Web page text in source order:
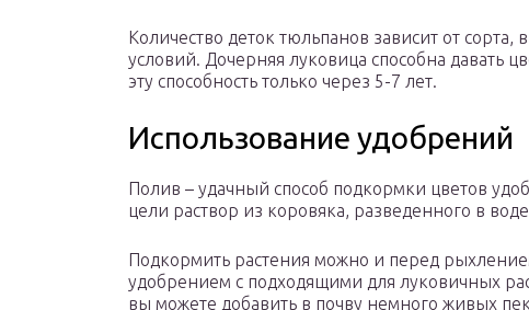
Количество деток тюльпанов зависит от
условий. Дочерняя луковица способна давать
эту способность только через 5-7 лет.
Использование удобрений
Полив – удачный способ подкормки цветов
цели раствор из коровяка, разведенного в
Подкормить растения можно и перед
удобрением с подходящими для луковичных
вы можете добавить в почву немного живых